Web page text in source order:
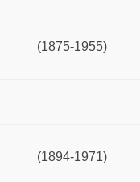
(1875-1955)
(1894-1971)